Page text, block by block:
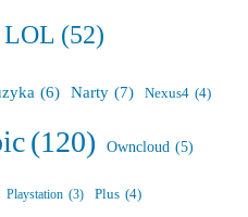
LOL (52)
(6) Narty (7) Nexus4 (4)
(120) Owncloud (5)
Playstation (3) Plus (4)